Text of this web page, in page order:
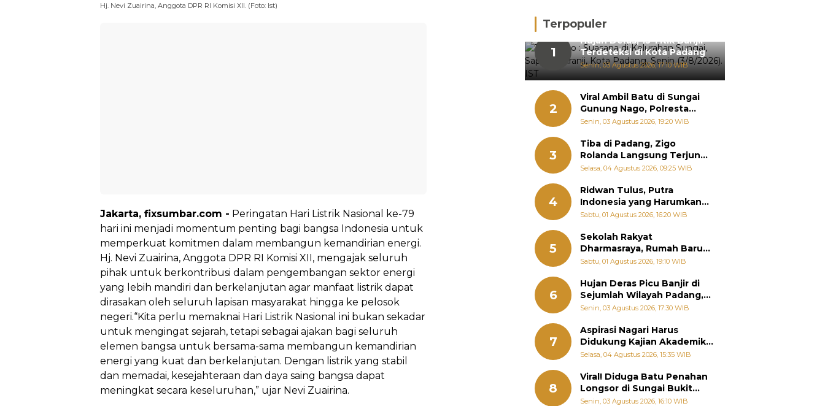
Hj. Nevi Zuairina, Anggota DPR RI Komisi XII. (Foto: Ist)
Jakarta, fixsumbar.com - Peringatan Hari Listrik Nasional ke-79
hari ini menjadi momentum penting bagi bangsa Indonesia untuk
memperkuat komitmen dalam membangun kemandirian energi.
Hj. Nevi Zuairina, Anggota DPR RI Komisi XII, mengajak seluruh
pihak untuk berkontribusi dalam pengembangan sektor energi
yang lebih mandiri dan berkelanjutan agar manfaat listrik dapat
dirasakan oleh seluruh lapisan masyarakat hingga ke pelosok
negeri.“Kita perlu memaknai Hari Listrik Nasional ini bukan sekadar
untuk mengingat sejarah, tetapi sebagai ajakan bagi seluruh
elemen bangsa untuk bersama-sama membangun kemandirian
energi yang kuat dan berkelanjutan. Dengan listrik yang stabil
dan memadai, kesejahteraan dan daya saing bangsa dapat
meningkat secara keseluruhan,” ujar Nevi Zuairina.
Terpopuler
1
Hujan Deras, 15 Titik Banjir
Terdeteksi di Kota Padang
Senin, 03 Agustus 2026, 17:10 WIB
2
Viral Ambil Batu di Sungai
Gunung Nago, Polresta
Padang Ungkap Fakta
Senin, 03 Agustus 2026, 19:20 WIB
3
Tiba di Padang, Zigo
Rolanda Langsung Terjun
Bantu Warga Terdampak
Selasa, 04 Agustus 2026, 09:25 WIB
4
Ridwan Tulus, Putra
Indonesia yang Harumkan
Nama Bangsa hingga
Jepang
Sabtu, 01 Agustus 2026, 16:20 WIB
5
Sekolah Rakyat
Dharmasraya, Rumah Baru
268 Anak Menggapai Mimpi
Kemiskinan
Sabtu, 01 Agustus 2026, 19:10 WIB
6
Hujan Deras Picu Banjir di
Sejumlah Wilayah Padang,
Fadly Amran Perintahkan
Senin, 03 Agustus 2026, 17:30 WIB
7
Aspirasi Nagari Harus
Didukung Kajian Akademik,
Zigo Rolanda: Agar Mudah
Kementerian
Selasa, 04 Agustus 2026, 15:35 WIB
8
Viral! Diduga Batu Penahan
Longsor di Sungai Bukit
Nago Padang Diambil, Warga
Senin, 03 Agustus 2026, 16:10 WIB